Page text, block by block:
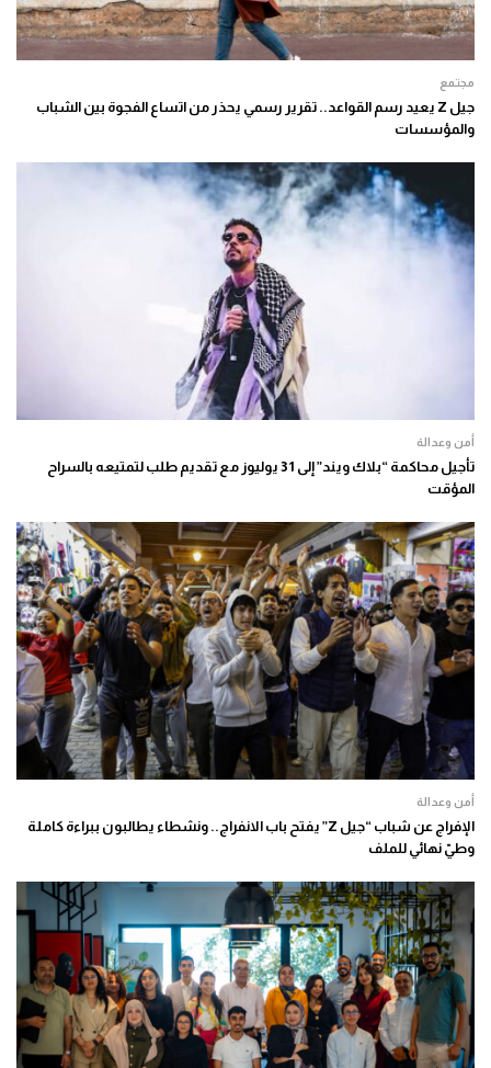
مجتمع
جيل Z يعيد رسم القواعد.. تقرير رسمي يحذر من اتساع الفجوة بين الشباب
والمؤسسات
أمن وعدالة
تأجيل محاكمة “بلاك ويند” إلى 31 يوليوز مع تقديم طلب لتمتيعه بالسراح
المؤقت
أمن وعدالة
الإفراج عن شباب “جيل Z” يفتح باب الانفراج.. ونشطاء يطالبون ببراءة كاملة
وطيّ نهائي للملف